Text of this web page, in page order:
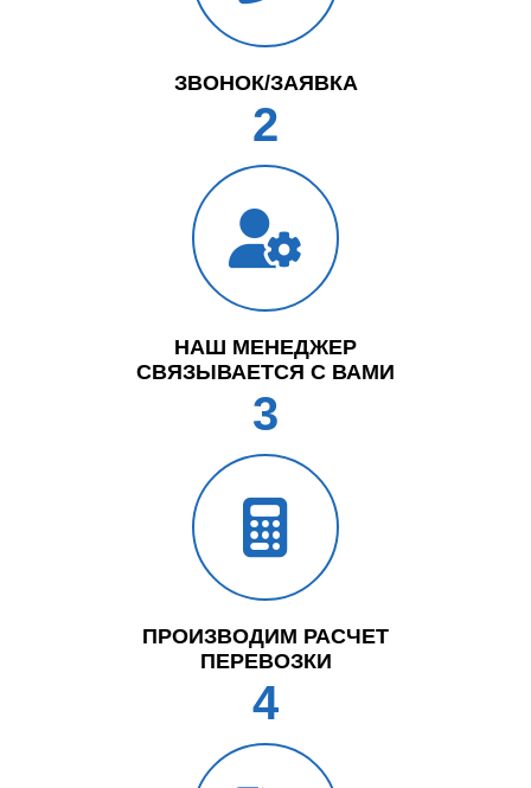
ЗВОНОК/ЗАЯВКА
2
НАШ МЕНЕДЖЕР
СВЯЗЫВАЕТСЯ С ВАМИ
3
ПРОИЗВОДИМ РАСЧЕТ
ПЕРЕВОЗКИ
4